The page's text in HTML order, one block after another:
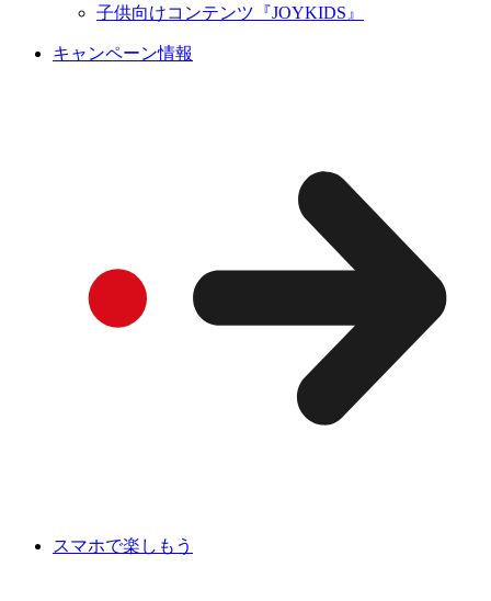
子供向けコンテンツ『JOYKIDS』
キャンペーン情報
スマホで楽しもう